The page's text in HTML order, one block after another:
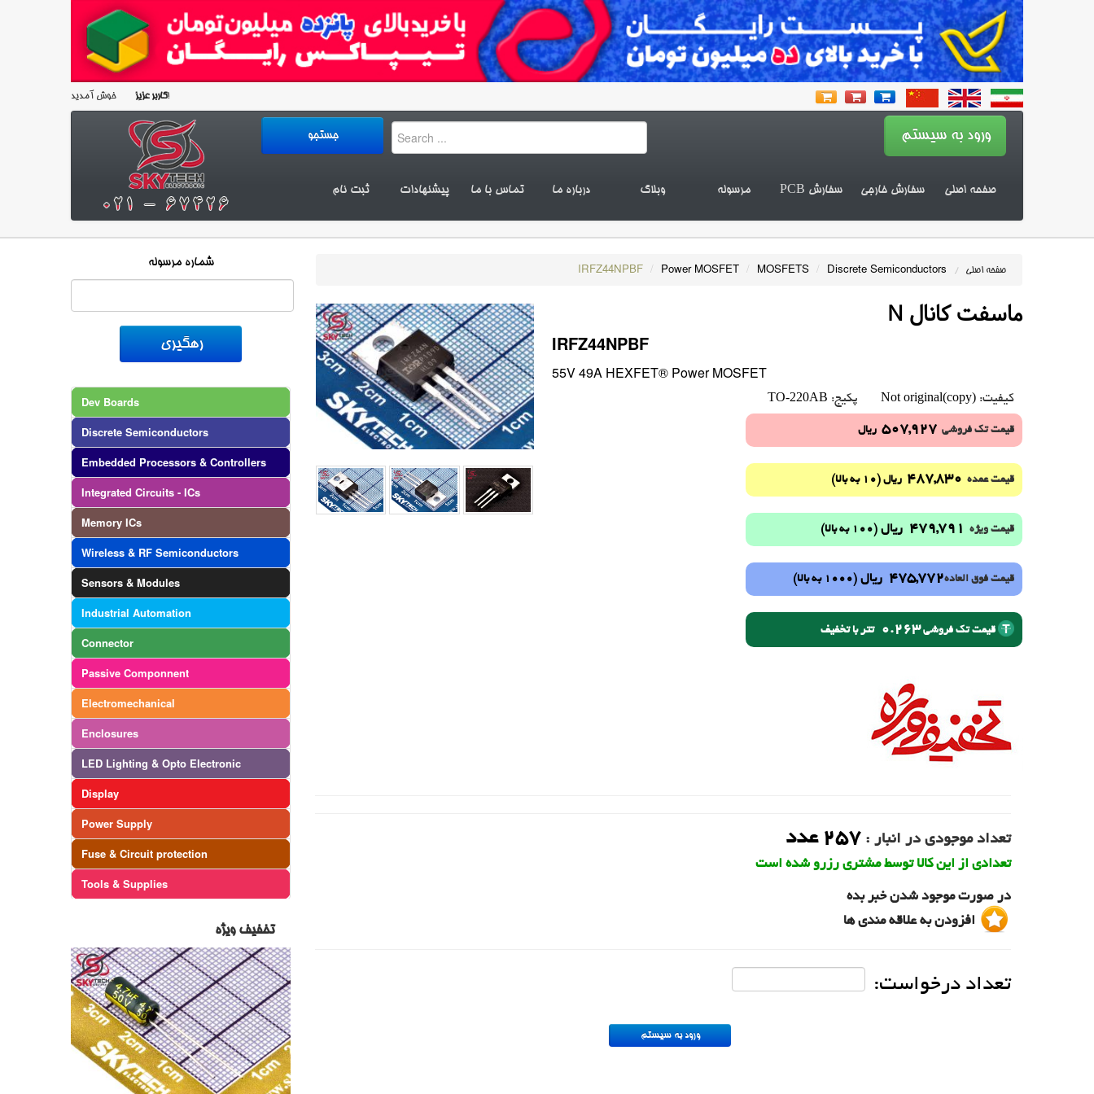
کاربر عزیزخوش آمدید!
صفحه اصلی سفارش خارجی سفارش PCB مرسوله وبلاگ درباره ما تماس با ما پیشنهادات ثبت نام
شماره مرسوله
Dev Boards
Discrete Semiconductors
Embedded Processors & Controllers
Integrated Circuits - ICs
Memory ICs
Wireless & RF Semiconductors
Sensors & Modules
Industrial Automation
Connector
Passive Componnent
Electromechanical
Enclosures
LED Lighting & Opto Electronic
Display
Power Supply
Fuse & Circuit protection
Tools & Supplies
تخفیف ویژه
صفحه اصلی /
Discrete Semiconductors
/
MOSFETS
/
Power MOSFET
/
IRFZ44NPBF
ماسفت کانال N
IRFZ44NPBF
55V 49A HEXFET® Power MOSFET
کیفیت: Not original(copy) پکیج: TO-220AB
قیمت تک فروشی 507,927 ریال
قیمت عمده 487,830 ریال (10 به بالا)
قیمت ویژه 479,791 ریال (100 به بالا)
قیمت فوق العاده475,772 ریال (1000 به بالا)
قیمت تک فروشی0.263 تتر با تخفیف
تعداد موجودی در انبار : 257 عدد
تعدادی از این کالا توسط مشتری رزرو شده است
در صورت موجود شدن خبر بده
افزودن به علاقه مندی ها
تعداد درخواست: